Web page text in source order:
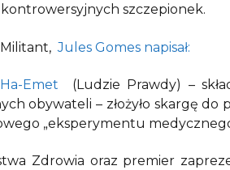
szczepionek.
Militant,Jules Gomes napisał:
Emet (Ludzie Prawdy) –
obywateli – złożyło skargę
„eksperymentu
Zdrowia oraz premier